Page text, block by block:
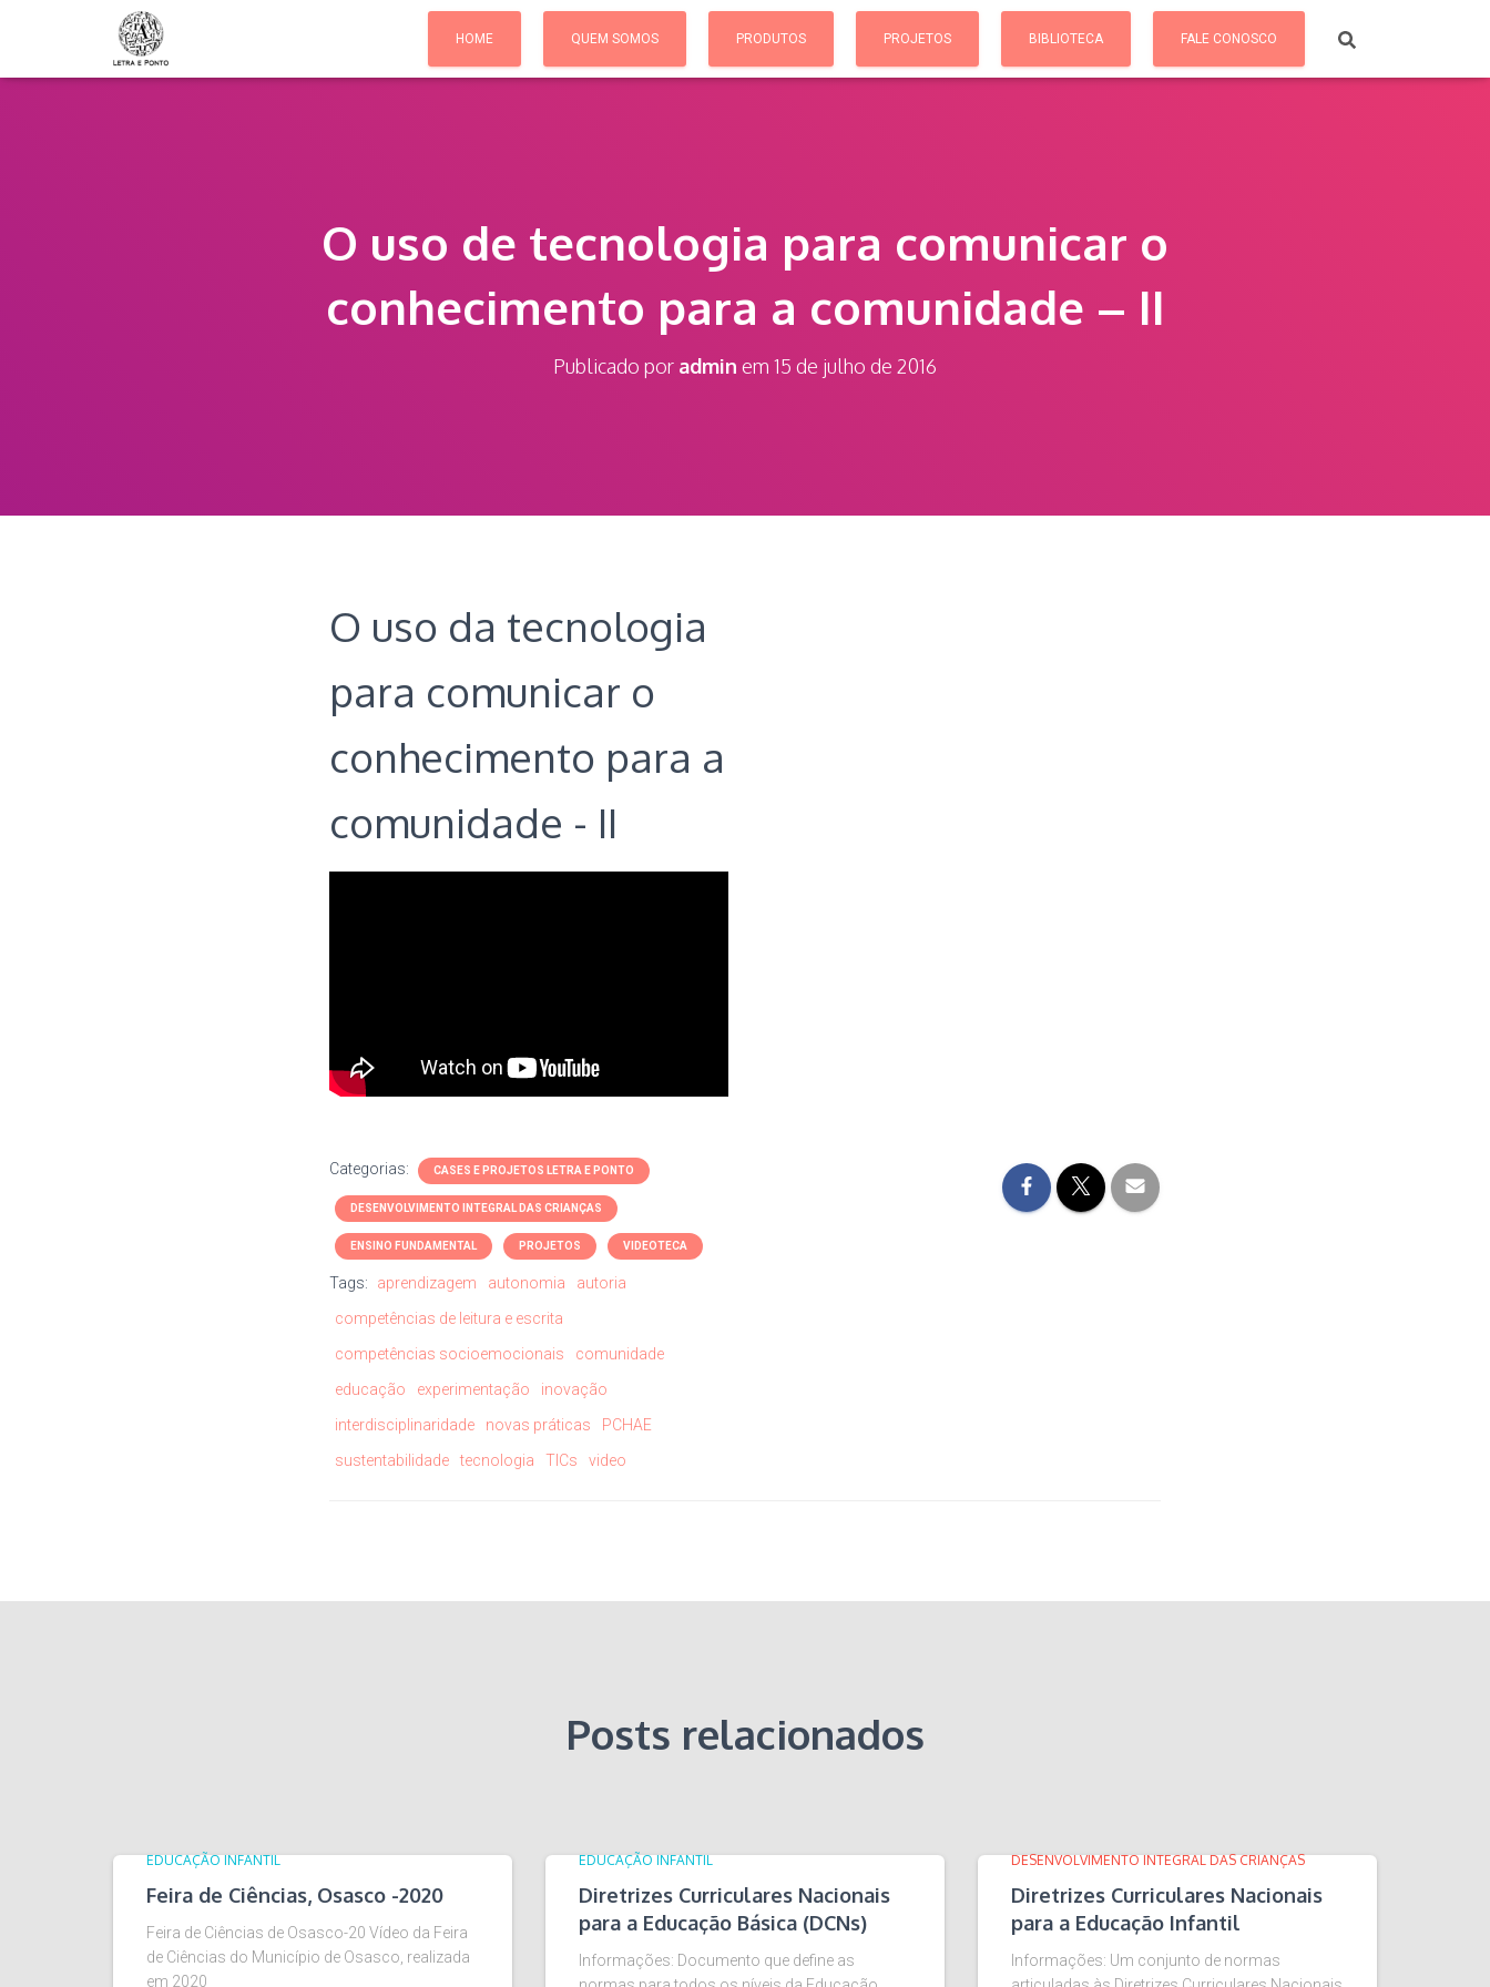
HOME QUEM SOMOS PRODUTOS PROJETOS BIBLIOTECA FALE CONOSCO
O uso de tecnologia para comunicar o
conhecimento para a comunidade – II
Publicado por admin em 15 de julho de 2016
O uso da tecnologia
para comunicar o
conhecimento para a
comunidade - II
Categorias: CASES E PROJETOS LETRA E PONTO
DESENVOLVIMENTO INTEGRAL DAS CRIANÇAS
ENSINO FUNDAMENTAL PROJETOS VIDEOTECA
Tags: aprendizagem autonomia
autoria
competências de leitura e escrita
competências socioemocionais
comunidade
educação
experimentação
inovação
interdisciplinaridade
novas práticas
PCHAE
sustentabilidade
tecnologia TICs video
Posts relacionados
EDUCAÇÃO INFANTIL
Feira de Ciências, Osasco -2020
Feira de Ciências de Osasco-20 Vídeo da Feira
de Ciências do Município de Osasco, realizada
em 2020
EDUCAÇÃO INFANTIL
Diretrizes Curriculares Nacionais
para a Educação Básica (DCNs)
Informações: Documento que define as
DESENVOLVIMENTO INTEGRAL DAS CRIANÇAS
Diretrizes Curriculares Nacionais
para a Educação Infantil
Informações: Um conjunto de normas